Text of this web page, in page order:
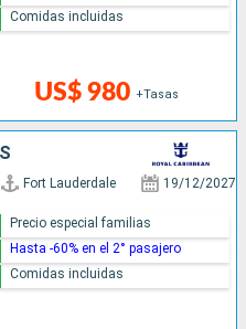
US$ 980 +Tasas
Comidas incluidas
Fort Lauderdale 19/12/2027
Precio especial familias
Hasta -60% en el 2° pasajero
Comidas incluidas